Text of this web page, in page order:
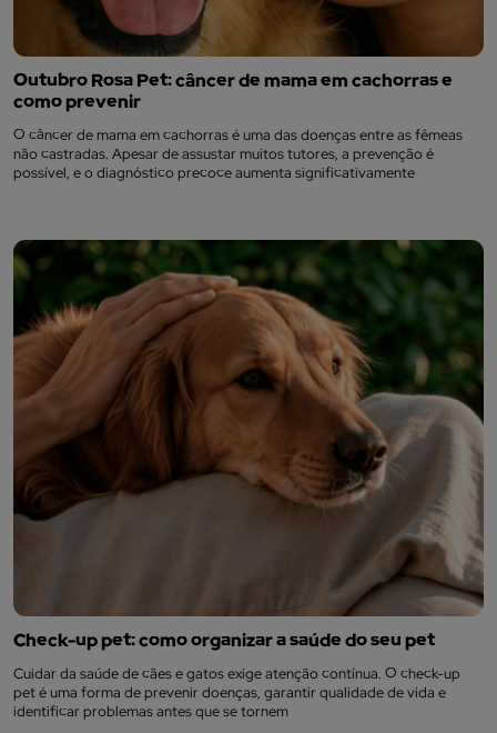
Outubro Rosa Pet: câncer de mama em cachorras e
como prevenir
O câncer de mama em cachorras é uma das doenças entre as fêmeas
não castradas. Apesar de assustar muitos tutores, a prevenção é
possível, e o diagnóstico precoce aumenta significativamente
Check-up pet: como organizar a saúde do seu pet
Cuidar da saúde de cães e gatos exige atenção contínua. O check-up
pet é uma forma de prevenir doenças, garantir qualidade de vida e
identificar problemas antes que se tornem